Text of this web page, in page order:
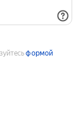
формой